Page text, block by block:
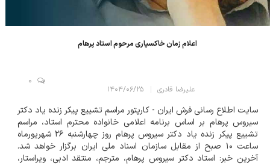
اعلام زمان خاکسپاری مرحوم استاد پرهام
علیرضا قادری ۱۴۰۴/۰۶/۲۵
0
سایت اطلاع رسانی فرش ایران - کارپتور مراسم تشییع پیکر زنده یاد دکتر
سیروس پرهام بر اساس برنامه اعلامی خانواده محترم استاد، مراسم
تشییع پیکر زنده یاد دکتر سیروس پرهام روز چهارشنبه ۲۶ شهریورماه
ساعت ۱۰ صبح از مقابل سازمان اسناد ملی ایران برگزار خواهد شد.
آخرین خبر: استاد دکتر سیروس پرهام، مترجم، منتقد ادبی، ویراستار،